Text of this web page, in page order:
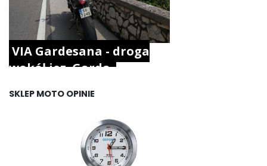
VIA Gardesana - droga
wokół jez. Garda.
SKLEP MOTO OPINIE